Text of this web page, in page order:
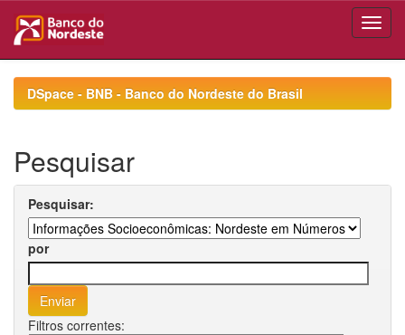
navigationDSpace - BNB - Banco do Nordeste do Brasil
Pesquisar
Pesquisar:
por
Filtros correntes: